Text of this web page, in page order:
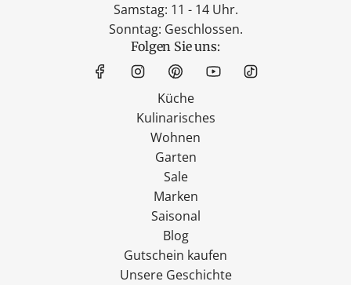
Samstag: 11 - 14 Uhr.
Sonntag: Geschlossen.
Folgen Sie uns:
Küche
Kulinarisches
Wohnen
Garten
Sale
Marken
Saisonal
Blog
Gutschein kaufen
Unsere Geschichte